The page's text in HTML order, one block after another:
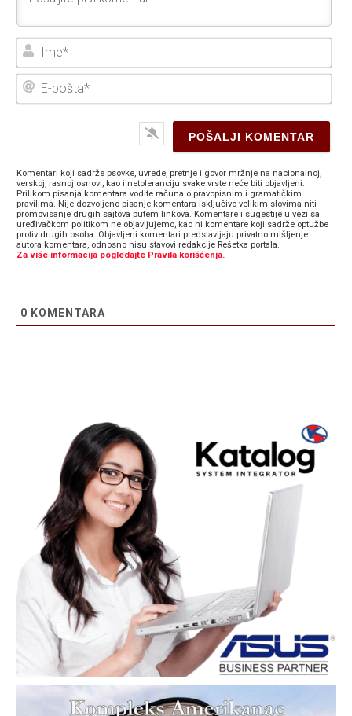
E-
Komentari koji sadrže psovke, uvrede, pretnje i govor mržnje na nacionalnoj,
verskoj, rasnoj osnovi, kao i netoleranciju svake vrste neće biti objavljeni.
Prilikom pisanja komentara vodite računa o pravopisnim i gramatičkim
pravilima. Nije dozvoljeno pisanje komentara isključivo velikim slovima niti
promovisanje drugih sajtova putem linkova. Komentare i sugestije u vezi sa
uređivačkom politikom ne objavljujemo, kao ni komentare koji sadrže optužbe
protiv drugih osoba. Objavljeni komentari predstavljaju privatno mišljenje
autora komentara, odnosno nisu stavovi redakcije Rešetka portala.
Za više informacija pogledajte Pravila korišćenja.
0 KOMENTARA